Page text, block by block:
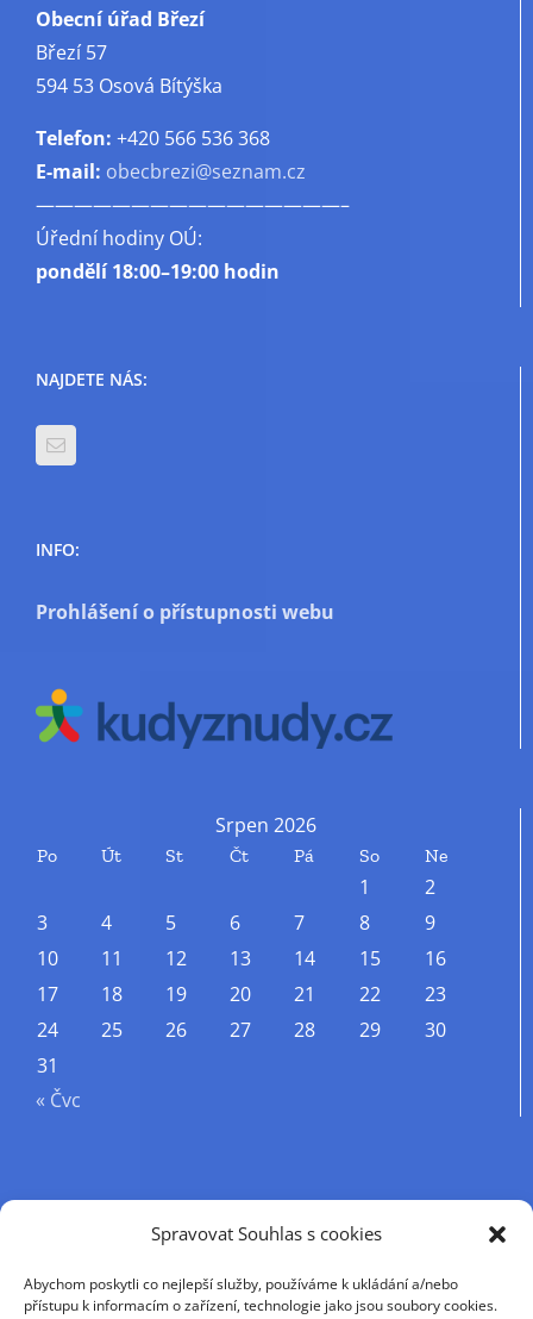
Spravovat Souhlas s cookies
Abychom poskytli co nejlepší služby, používáme k ukládání a/nebo
přístupu k informacím o zařízení, technologie jako jsou soubory cookies.
Obecní úřad Březí
Březí 57
594 53 Osová Bítýška
Telefon: +420 566 536 368
E-mail: obecbrezi@seznam.cz
————————————————–
Úřední hodiny OÚ:
pondělí18:00–19:00 hodin
NAJDETE NÁS:
INFO:
Prohlášení o přístupnosti webu
Srpen 2026
Po Út St Čt Pá So Ne
1
2
3
4 5 6 7 8
9
10
11 12 13 14 15
16
17
18 19 20 21 22
23
24
25 26 27 28 29
30
31
« Čvc
Příjmení
Křestní jméno